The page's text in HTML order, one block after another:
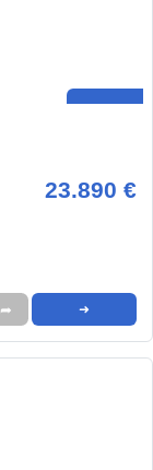
23.890 €
➦ ➜